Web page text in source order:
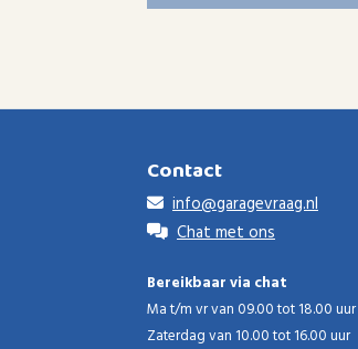
Contact
info@garagevraag.nl
Chat met ons
Bereikbaar via chat
Ma t/m vr van 09.00 tot 18.00 uur
Zaterdag van 10.00 tot 16.00 uur